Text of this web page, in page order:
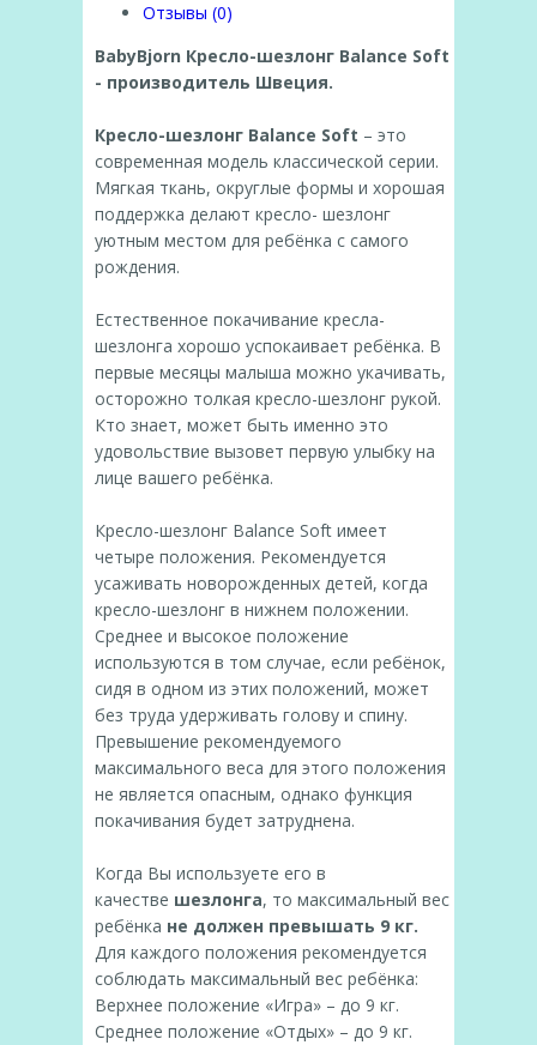
Отзывы (0)
BabyBjorn Кресло-шезлонг Balance Soft
- производитель Швеция.
Кресло-шезлонг Balance Soft – это
современная модель классической серии.
Мягкая ткань, округлые формы и хорошая
поддержка делают кресло- шезлонг
уютным местом для ребёнка с самого
рождения.
Естественное покачивание кресла-
шезлонга хорошо успокаивает ребёнка. В
первые месяцы малыша можно укачивать,
осторожно толкая кресло-шезлонг рукой.
Кто знает, может быть именно это
удовольствие вызовет первую улыбку на
лице вашего ребёнка.
Кресло-шезлонг Balance Soft имеет
четыре положения. Рекомендуется
усаживать новорожденных детей, когда
кресло-шезлонг в нижнем положении.
Среднее и высокое положение
используются в том случае, если ребёнок,
сидя в одном из этих положений, может
без труда удерживать голову и спину.
Превышение рекомендуемого
максимального веса для этого положения
не является опасным, однако функция
покачивания будет затруднена.
Когда Вы используете его в
качестве шезлонга, то максимальный вес
ребёнка не должен превышать 9 кг.
Для каждого положения рекомендуется
соблюдать максимальный вес ребёнка:
Верхнее положение «Игра» – до 9 кг.
Среднее положение «Отдых» – до 9 кг.